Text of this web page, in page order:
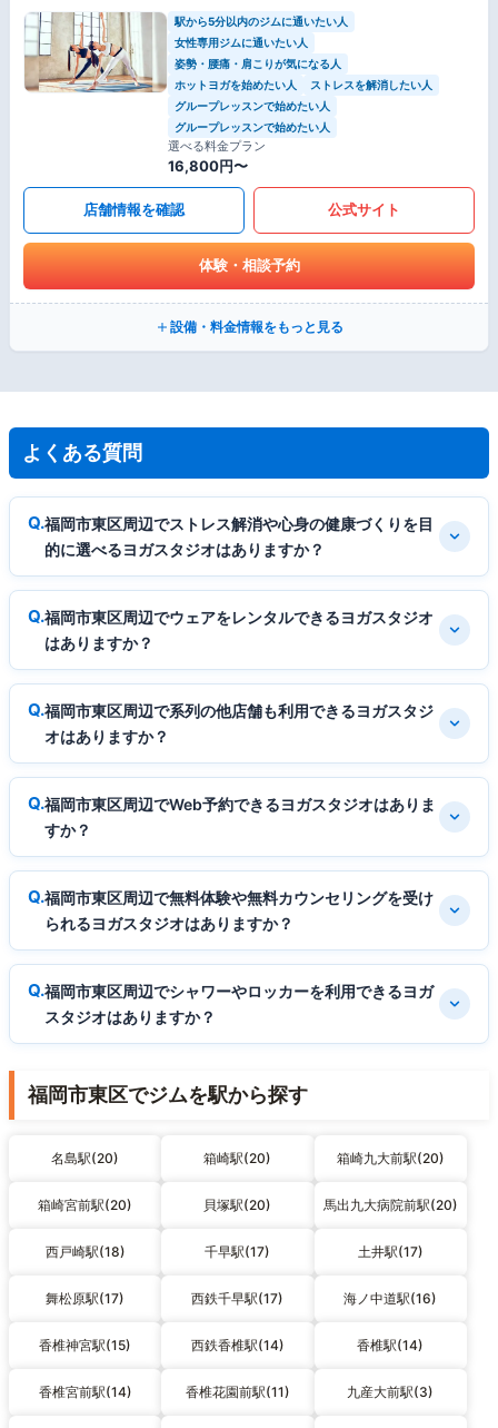
駅から5分以内のジムに通いたい人
女性専用ジムに通いたい人
姿勢・腰痛・肩こりが気になる人
ホットヨガを始めたい人
ストレスを解消したい人
グループレッスンで始めたい人
グループレッスンで始めたい人
選べる料金プラン
16,800円〜
店舗情報を確認 公式サイト
体験・相談予約
設備・料金情報をもっと見る
よくある質問
福岡市東区周辺でストレス解消や心身の健康づくりを目
的に選べるヨガスタジオはありますか？
福岡市東区周辺でウェアをレンタルできるヨガスタジオ
はありますか？
福岡市東区周辺で系列の他店舗も利用できるヨガスタジ
オはありますか？
福岡市東区周辺でWeb予約できるヨガスタジオはありま
すか？
福岡市東区周辺で無料体験や無料カウンセリングを受け
られるヨガスタジオはありますか？
福岡市東区周辺でシャワーやロッカーを利用できるヨガ
スタジオはありますか？
福岡市東区でジムを駅から探す
名島駅(20) 箱崎駅(20) 箱崎九大前駅(20)
箱崎宮前駅(20) 貝塚駅(20) 馬出九大病院前駅(20)
西戸崎駅(18) 千早駅(17) 土井駅(17)
舞松原駅(17) 西鉄千早駅(17) 海ノ中道駅(16)
香椎神宮駅(15) 西鉄香椎駅(14) 香椎駅(14)
香椎宮前駅(14) 香椎花園前駅(11) 九産大前駅(3)